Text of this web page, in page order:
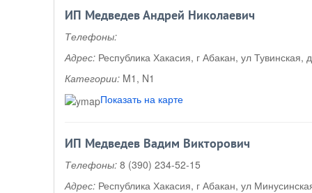
ИП Медведев Андрей Николаевич
Телефоны:
Адрес: Республика Хакасия, г Абакан, ул Тувинская,
Категории: M1, N1
Показать на карте
ИП Медведев Вадим Викторович
Телефоны: 8 (390) 234-52-15
Адрес: Республика Хакасия, г Абакан, ул